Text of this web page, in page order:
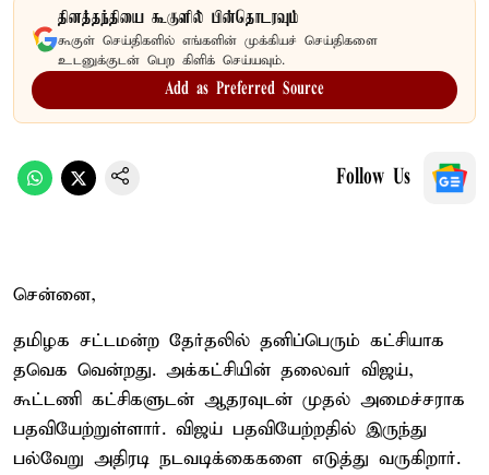
தினத்தந்தியை கூகுளில் பின்தொடரவும்
கூகுள் செய்திகளில் எங்களின் முக்கியச் செய்திகளை
உடனுக்குடன் பெற கிளிக் செய்யவும்.
Add as Preferred Source
Follow Us
சென்னை,
தமிழக சட்டமன்ற தேர்தலில் தனிப்பெரும் கட்சியாக
தவெக வென்றது. அக்கட்சியின் தலைவர் விஜய்,
கூட்டணி கட்சிகளுடன் ஆதரவுடன் முதல் அமைச்சராக
பதவியேற்றுள்ளார். விஜய் பதவியேற்றதில் இருந்து
பல்வேறு அதிரடி நடவடிக்கைகளை எடுத்து வருகிறார்.